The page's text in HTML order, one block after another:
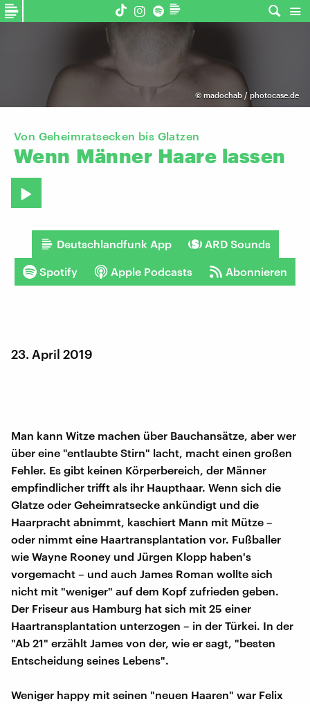
© madochab / photocase.de
Von Geheimratsecken bis Glatzen
Wenn Männer Haare lassen
Deutschlandfunk App ARD Sounds
Spotify Apple Podcasts Abonnieren
23. April 2019
Man kann Witze machen über Bauchansätze, aber wer
über eine "entlaubte Stirn" lacht, macht einen großen
Fehler. Es gibt keinen Körperbereich, der Männer
empfindlicher trifft als ihr Haupthaar. Wenn sich die
Glatze oder Geheimratsecke ankündigt und die
Haarpracht abnimmt, kaschiert Mann mit Mütze –
oder nimmt eine Haartransplantation vor. Fußballer
wie Wayne Rooney und Jürgen Klopp haben's
vorgemacht – und auch James Roman wollte sich
nicht mit "weniger" auf dem Kopf zufrieden geben.
Der Friseur aus Hamburg hat sich mit 25 einer
Haartransplantation unterzogen – in der Türkei. In der
"Ab 21" erzählt James von der, wie er sagt, "besten
Entscheidung seines Lebens".
Weniger happy mit seinen "neuen Haaren" war Felix